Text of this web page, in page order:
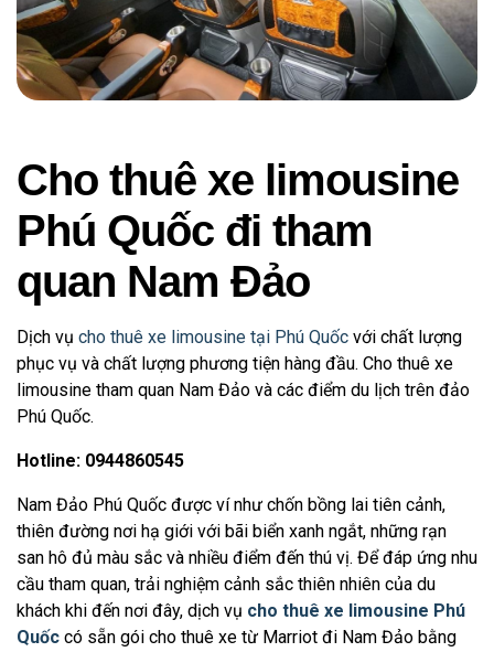
Cho thuê xe limousine
Phú Quốc đi tham
quan Nam Đảo
Dịch vụ cho thuê xe limousine tại Phú Quốc với chất lượng
phục vụ và chất lượng phương tiện hàng đầu. Cho thuê xe
limousine tham quan Nam Đảo và các điểm du lịch trên đảo
Phú Quốc.
Hotline: 0944860545
Nam Đảo Phú Quốc được ví như chốn bồng lai tiên cảnh,
thiên đường nơi hạ giới với bãi biển xanh ngắt, những rạn
san hô đủ màu sắc và nhiều điểm đến thú vị. Để đáp ứng nhu
cầu tham quan, trải nghiệm cảnh sắc thiên nhiên của du
khách khi đến nơi đây, dịch vụ cho thuê xe limousine Phú
Quốc có sẵn gói cho thuê xe từ Marriot đi Nam Đảo bằng